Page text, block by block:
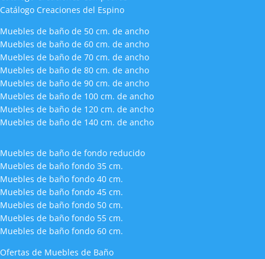
Catálogo Creaciones del Espino
Muebles de baño de 50 cm. de ancho
Muebles de baño de 60 cm. de ancho
Muebles de baño de 70 cm. de ancho
Muebles de baño de 80 cm. de ancho
Muebles de baño de 90 cm. de ancho
Muebles de baño de 100 cm. de ancho
Muebles de baño de 120 cm. de ancho
Muebles de baño de 140 cm. de ancho
Muebles de baño de fondo reducido
Muebles de baño fondo 35 cm.
Muebles de baño fondo 40 cm.
Muebles de baño fondo 45 cm.
Muebles de baño fondo 50 cm.
Muebles de baño fondo 55 cm.
Muebles de baño fondo 60 cm.
Ofertas de Muebles de Baño